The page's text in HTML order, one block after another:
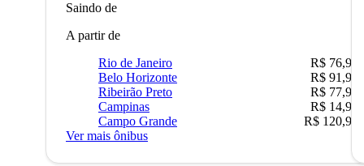
Saindo de
A partir de
Rio de Janeiro
R$ 76,90
Belo Horizonte
R$ 91,90
Ribeirão Preto
R$ 77,90
Campinas
R$ 14,90
Campo Grande
R$ 120,90
Ver mais ônibus